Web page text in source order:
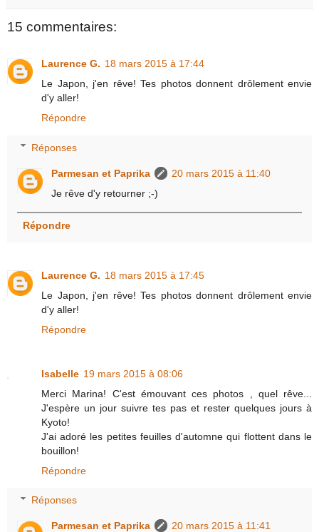
15 commentaires:
Laurence G. 18 mars 2015 à 17:44
Le Japon, j'en rêve! Tes photos donnent drôlement envie
d'y aller!
Répondre
Réponses
Parmesan et Paprika
20 mars 2015 à 11:40
Je rêve d'y retourner ;-)
Répondre
Laurence G. 18 mars 2015 à 17:45
Le Japon, j'en rêve! Tes photos donnent drôlement envie
d'y aller!
Répondre
Isabelle 19 mars 2015 à 08:06
Merci Marina! C'est émouvant ces photos , quel rêve...
J'espère un jour suivre tes pas et rester quelques jours à
Kyoto!
J'ai adoré les petites feuilles d'automne qui flottent dans le
bouillon!
Répondre
Réponses
Parmesan et Paprika 20 mars 2015 à 11:41